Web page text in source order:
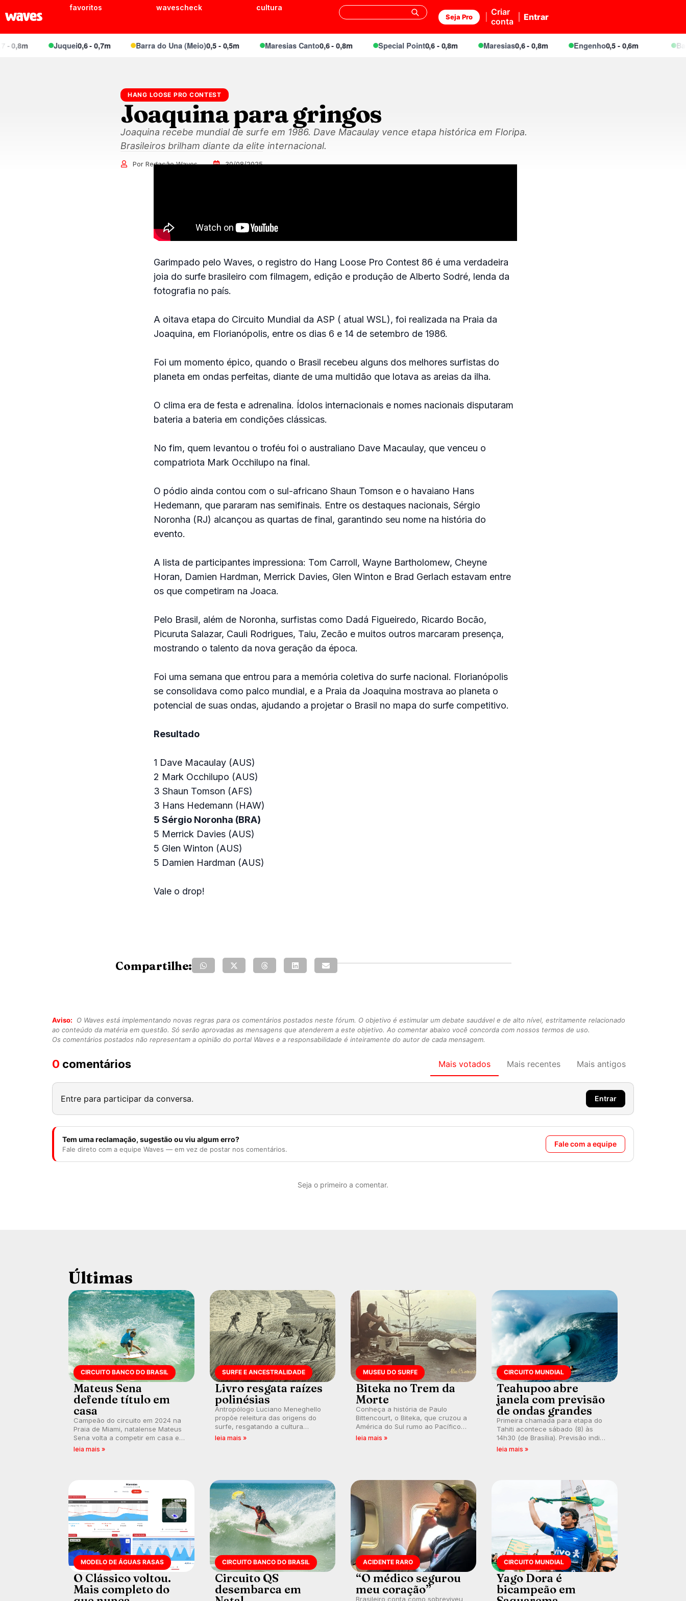
favoritos wavescheck cultura
Seja Pro
Criar
conta
Entrar
Juquei0,6 - 0,7m Barra do Una (Meio)0,5 - 0,5m Maresias Canto0,6 - 0,8m Special Point0,6 - 0,8m Maresias0,6 - 0,8m Engenho0,5 - 0,6m Baleia
HANG LOOSE PRO CONTEST
Joaquina para gringos
Joaquina recebe mundial de surfe em 1986. Dave Macaulay vence etapa histórica em Floripa.
Brasileiros brilham diante da elite internacional.
Por Redação Waves 30/08/2025
Garimpado pelo Waves, o registro do Hang Loose Pro Contest 86 é uma verdadeira
joia do surfe brasileiro com filmagem, edição e produção de Alberto Sodré, lenda da
fotografia no país.
A oitava etapa do Circuito Mundial da ASP ( atual WSL), foi realizada na Praia da
Joaquina, em Florianópolis, entre os dias 6 e 14 de setembro de 1986.
Foi um momento épico, quando o Brasil recebeu alguns dos melhores surfistas do
planeta em ondas perfeitas, diante de uma multidão que lotava as areias da ilha.
O clima era de festa e adrenalina. Ídolos internacionais e nomes nacionais disputaram
bateria a bateria em condições clássicas.
No fim, quem levantou o troféu foi o australiano Dave Macaulay, que venceu o
compatriota Mark Occhilupo na final.
O pódio ainda contou com o sul-africano Shaun Tomson e o havaiano Hans
Hedemann, que pararam nas semifinais. Entre os destaques nacionais, Sérgio
Noronha (RJ) alcançou as quartas de final, garantindo seu nome na história do
evento.
A lista de participantes impressiona: Tom Carroll, Wayne Bartholomew, Cheyne
Horan, Damien Hardman, Merrick Davies, Glen Winton e Brad Gerlach estavam entre
os que competiram na Joaca.
Pelo Brasil, além de Noronha, surfistas como Dadá Figueiredo, Ricardo Bocão,
Picuruta Salazar, Cauli Rodrigues, Taiu, Zecão e muitos outros marcaram presença,
mostrando o talento da nova geração da época.
Foi uma semana que entrou para a memória coletiva do surfe nacional. Florianópolis
se consolidava como palco mundial, e a Praia da Joaquina mostrava ao planeta o
potencial de suas ondas, ajudando a projetar o Brasil no mapa do surfe competitivo.
Resultado
1 Dave Macaulay (AUS)
2 Mark Occhilupo (AUS)
3 Shaun Tomson (AFS)
3 Hans Hedemann (HAW)
5 Sérgio Noronha (BRA)
5 Merrick Davies (AUS)
5 Glen Winton (AUS)
5 Damien Hardman (AUS)
Vale o drop!
Compartilhe:
Aviso:
O Waves está implementando novas regras para os comentários postados neste fórum. O objetivo é estimular um debate saudável e de alto nível, estritamente relacionado
ao conteúdo da matéria em questão. Só serão aprovadas as mensagens que atenderem a este objetivo. Ao comentar abaixo você concorda com nossos termos de uso.
Os comentários postados não representam a opinião do portal Waves e a responsabilidade é inteiramente do autor de cada mensagem.
0 comentários Mais votados Mais recentes Mais antigos
Entre para participar da conversa. Entrar
Tem uma reclamação, sugestão ou viu algum erro?
Fale direto com a equipe Waves — em vez de postar nos comentários.
Fale com a equipe
Seja o primeiro a comentar.
Últimas
CIRCUITO BANCO DO BRASIL
Mateus Sena
defende título em
casa
Campeão do circuito em 2024 na
Praia de Miami, natalense Mateus
Sena volta a competir em casa em
busca de manter a hegemonia
leia mais »
SURFE E ANCESTRALIDADE
Livro resgata raízes
polinésias
Antropólogo Luciano Meneghello
propõe releitura das origens do
surfe, resgatando a cultura
polinésia e questionando a visão
leia mais »
MUSEU DO SURFE
Biteka no Trem da
Morte
Conheça a história de Paulo
Bittencourt, o Biteka, que cruzou a
América do Sul rumo ao Pacífico
em uma jornada que se tornou um
leia mais »
CIRCUITO MUNDIAL
Teahupoo abre
janela com previsão
de ondas grandes
Primeira chamada para etapa do
Tahiti acontece sábado (8) às
14h30 (de Brasília). Previsão indica
swell consistente. Medina
leia mais »
MODELO DE ÁGUAS RASAS
O Clássico voltou.
Mais completo do
CIRCUITO BANCO DO BRASIL
Circuito QS
desembarca em
ACIDENTE RARO
“O médico segurou
meu coração”
Brasileiro conta como sobreviveu
CIRCUITO MUNDIAL
Yago Dora é
bicampeão em